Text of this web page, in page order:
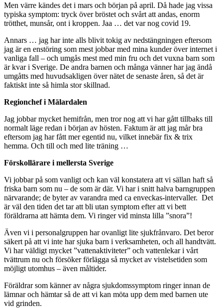
Men värre kändes det i mars och början på april. Då hade jag vissa
typiska symptom: tryck över bröstet och svårt att andas, enorm
trötthet, munsår, ont i kroppen. Jaa … det var nog covid 19.
Annars … jag har inte alls blivit tokig av nedstängningen eftersom
jag är en enstöring som mest jobbar med mina kunder över internet i
vanliga fall – och umgås mest med min fru och det vuxna barn som
är kvar i Sverige. De andra barnen och många vänner har jag ändå
umgåtts med huvudsakligen över nätet de senaste åren, så det är
faktiskt inte så himla stor skillnad.
Regionchef i Mälardalen
Jag jobbar mycket hemifrån, men tror nog att vi har gått tillbaks till
normalt läge redan i början av hösten. Faktum är att jag mår bra
eftersom jag har fått mer egentid nu, vilket innebär fix & trix
hemma. Och till och med lite träning …
Förskollärare i mellersta Sverige
Vi jobbar på som vanligt och kan väl konstatera att vi sällan haft så
friska barn som nu – de som är där. Vi har i snitt halva barngruppen
närvarande; de byter av varandra med ca enveckas-intervaller. Det
är väl den tiden det tar att bli utan symptom efter att vi bett
föräldrarna att hämta dem. Vi ringer vid minsta lilla ”snora”!
Även vi i personalgruppen har ovanligt lite sjukfrånvaro. Det beror
säkert på att vi inte har sjuka barn i verksamheten, och all handtvätt.
Vi har väldigt mycket ”vattenaktiviteter” och vattenlekar i vårt
tvättrum nu och försöker förlägga så mycket av vistelsetiden som
möjligt utomhus – även måltider.
Föräldrar som känner av några sjukdomssymptom ringer innan de
lämnar och hämtar så de att vi kan möta upp dem med barnen ute
vid grinden.